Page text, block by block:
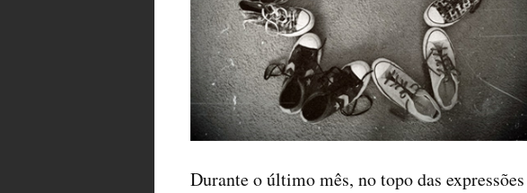
Durante o último mês, no topo das